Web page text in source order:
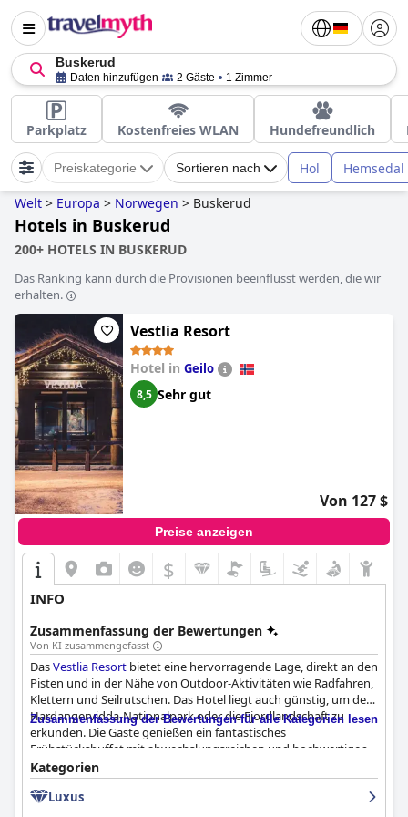
Buskerud
Daten hinzufügen 2 Gäste 1 Zimmer
Parkplatz Kostenfreies WLAN Hundefreundlich
Preiskategorie Sortieren nach Hol Hemsedal
Welt > Europa > Norwegen > Buskerud
Hotels in Buskerud
200+ HOTELS IN BUSKERUD
Das Ranking kann durch die Provisionen beeinflusst werden, die wir
erhalten.
Vestlia Resort
Hotel in Geilo
8,5 Sehr gut
Von 127 $
Preise anzeigen
$
INFO
Zusammenfassung der Bewertungen
Von KI zusammengefasst
DasVestlia Resort bietet eine hervorragende Lage, direkt an den
Pisten und in der Nähe von Outdoor-Aktivitäten wie Radfahren,
Klettern und Seilrutschen. Das Hotel liegt auch günstig, um den
Hardangervidda-Nationalpark oder die Fjordlandschaft zu
erkunden. Die Gäste genießen ein fantastisches
Frühstücksbuffet mit abwechslungsreichen und hochwertigen
Speisen, während das Abendessen gemischte Kritiken erhält. Die
Zimmer sind geräumig, sauber und komfortabel, einige weisen
jedoch Wartungsprobleme auf. Das Hotel bietet auch
Zusammenfassung der Bewertungen für alle Kategorien lesen
Kategorien
Luxus